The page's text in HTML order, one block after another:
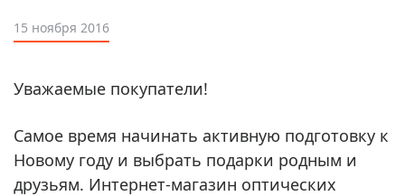
15 ноября 2016
Уважаемые покупатели!
Самое время начинать активную подготовку к
Новому году и выбрать подарки родным и
друзьям. Интернет-магазин оптических